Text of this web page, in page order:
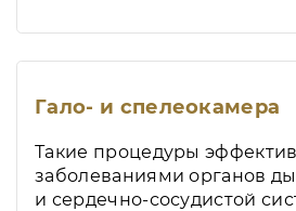
Гало- и спелеокамера
Такие процедуры
заболеваниями органов
и сердечно-сосудистой